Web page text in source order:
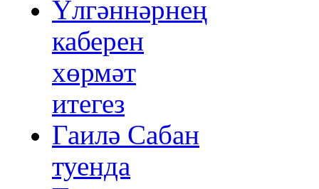
Үлгәннәрнең
каберен
хөрмәт
итегез
Гаилә Сабан
туенда